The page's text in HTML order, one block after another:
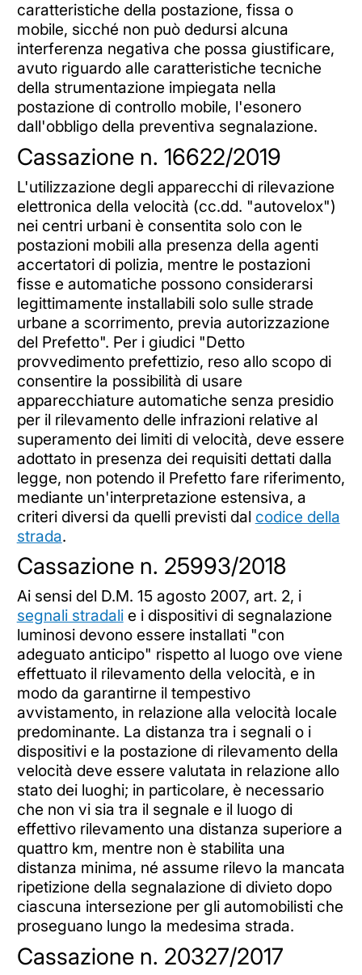
caratteristiche della postazione, fissa o
mobile, sicché non può dedursi alcuna
interferenza negativa che possa giustificare,
avuto riguardo alle caratteristiche tecniche
della strumentazione impiegata nella
postazione di controllo mobile, l'esonero
dall'obbligo della preventiva segnalazione.
Cassazione n. 16622/2019
L'utilizzazione degli apparecchi di rilevazione
elettronica della velocità (cc.dd. "autovelox")
nei centri urbani è consentita solo con le
postazioni mobili alla presenza della agenti
accertatori di polizia, mentre le postazioni
fisse e automatiche possono considerarsi
legittimamente installabili solo sulle strade
urbane a scorrimento, previa autorizzazione
del Prefetto". Per i giudici "Detto
provvedimento prefettizio, reso allo scopo di
consentire la possibilità di usare
apparecchiature automatiche senza presidio
per il rilevamento delle infrazioni relative al
superamento dei limiti di velocità, deve essere
adottato in presenza dei requisiti dettati dalla
legge, non potendo il Prefetto fare riferimento,
mediante un'interpretazione estensiva, a
criteri diversi da quelli previsti dal codice della
strada.
Cassazione n. 25993/2018
Ai sensi del D.M. 15 agosto 2007, art. 2, i
segnali stradalie i dispositivi di segnalazione
luminosi devono essere installati "con
adeguato anticipo" rispetto al luogo ove viene
effettuato il rilevamento della velocità, e in
modo da garantirne il tempestivo
avvistamento, in relazione alla velocità locale
predominante. La distanza tra i segnali o i
dispositivi e la postazione di rilevamento della
velocità deve essere valutata in relazione allo
stato dei luoghi; in particolare, è necessario
che non vi sia tra il segnale e il luogo di
effettivo rilevamento una distanza superiore a
quattro km, mentre non è stabilita una
distanza minima, né assume rilevo la mancata
ripetizione della segnalazione di divieto dopo
ciascuna intersezione per gli automobilisti che
proseguano lungo la medesima strada.
Cassazione n. 20327/2017